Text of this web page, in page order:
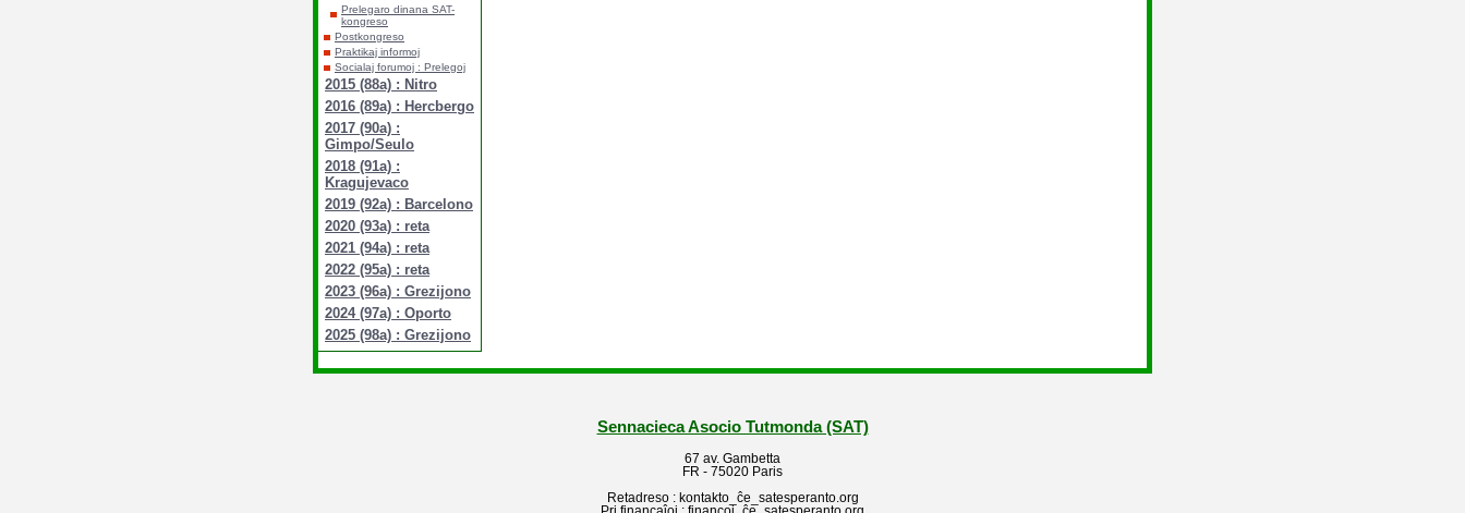
Prelegaro dinana SAT-
kongreso
Postkongreso
Praktikaj informoj
Socialaj forumoj : Prelegoj
2015 (88a) : Nitro
2016 (89a) : Hercbergo
2017 (90a) :
Gimpo/Seulo
2018 (91a) :
Kragujevaco
2019 (92a) : Barcelono
2020 (93a) : reta
2021 (94a) : reta
2022 (95a) : reta
2023 (96a) : Grezijono
2024 (97a) : Oporto
2025 (98a) : Grezijono
Sennacieca Asocio Tutmonda (SAT)
67 av. Gambetta
FR - 75020 Paris
Retadreso : kontakto_ĉe_satesperanto.org